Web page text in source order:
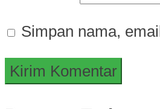
Simpan nama,